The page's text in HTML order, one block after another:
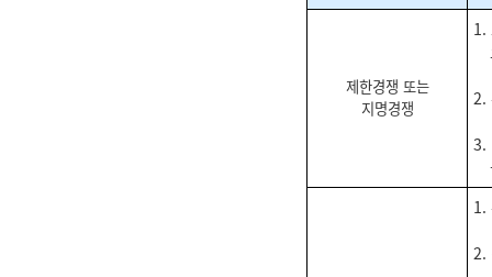
제한경쟁 또는
지명경쟁
1.
2.
3.
1.
2.